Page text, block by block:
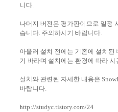
니다.
나머지 버전은 평가판이므로 일정
습니다. 주의하시기 바랍니다.
아울러 설치 전에는 기존에 설치된
기 바라며 설치에는 환경에 따라
설치와 관련된 자세한 내용은
바랍니다.
http://studyc.tistory.com/24